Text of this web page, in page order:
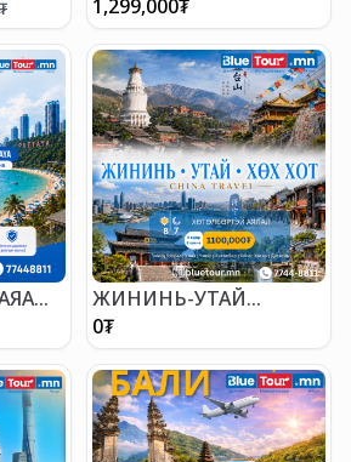
₮ 1,299,000₮
ЖИНИНЬ-УТАЙ
ГҮМБЭН-ХӨХ ХОТЫН
АЯЛАЛ
0₮